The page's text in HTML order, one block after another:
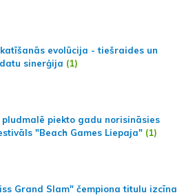
evolūcija - tiešraides un
sinerģija (1)
pludmalē piekto gadu norisināsies
"Beach Games Liepaja" (1)
Grand Slam" čempiona titulu izcīna